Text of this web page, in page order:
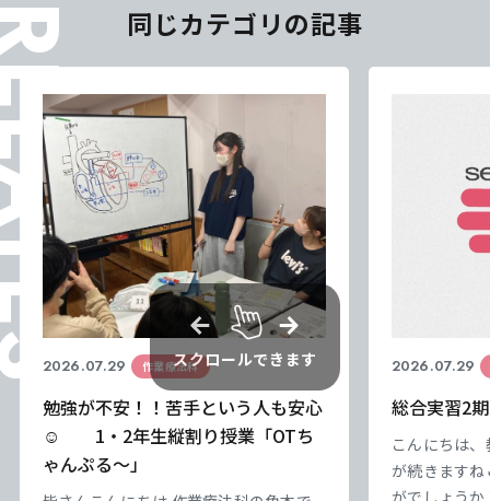
同じカテゴリの記事
2026.07.29 作業療法科
勉強が不安！！苦手という人も安心
☺ 1・2年生縦割り授業「OTち
ゃんぷる～」
2026.07.29
総合実習2期
こんにちは
が続きます
がでしょう
スクロールできます